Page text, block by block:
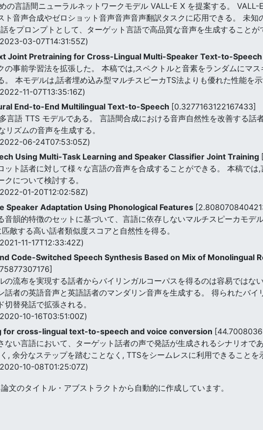
の言語間ニューラルネットワークモデル VALL-E X を提案する。 VALL-
ト音声合成やゼロショット音声音声音声翻訳タスクに応用できる。 未知
をプロンプトとして、ターゲット言語で高品質な音声を生成することが
03-07T14:31:55Z)
Joint Pretraining for Cross-Lingual Multi-Speaker Text-to-Speech
の事前学習法を拡張した。 本稿では,スペクトルと音素をランダムにマ
本モデルは,話者埋め込み型マルチスピーカTS法よりも優れた性能を示
11-07T13:35:16Z)
End-to-End Multilingual Text-to-Speech [0.3277163122167433]
言語 TTS モデルである。 言語間合成における音声自然性を改善する話
ズムの音声を生成する。
06-24T07:53:05Z)
Using Multi-Task Learning and Speaker Classifier Joint Training
ット話者に対して様々な言語の音声を合成することができる。 本稿で
について検討する。
01-20T12:02:58Z)
Speaker Adaptation Using Phonological Features
音韻的特徴のセットに基づいて、言語に依存しないマルチスピーカモデ
敵する高い話者類似度スコアと自然性を得る。
11-17T12:33:42Z)
Code-Switched Speech Synthesis Based on Mix of Monolingual
の流布を実現する話者からバイリンガルコーパスを得るのは容易ではな
話者の英語音声と英語話者のマンダリン音声を生成する。 得られたバ
替発話で拡張される。
10-16T03:51:00Z)
for cross-lingual text-to-speech and voice conversion
ない言語において、ターゲット話者の声で発話が生成されるシナリオで
, 余分なステップを踏むことなく, TTSをシームレスに利用できることを
10-08T01:25:07Z)
文のタイトル・アブストラクトから自動的に作成しています。